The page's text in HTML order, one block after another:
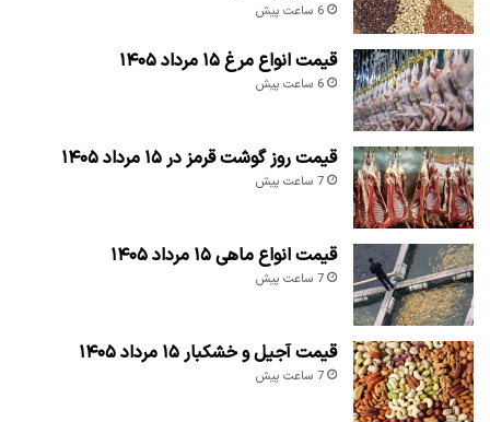
6 ساعت پیش
قیمت انواع مرغ ۱۵ مرداد ۱۴۰۵
6 ساعت پیش
قیمت روز گوشت قرمز در ۱۵ مرداد ۱۴۰۵
7 ساعت پیش
قیمت انواع ماهی ۱۵ مرداد ۱۴۰۵
7 ساعت پیش
قیمت آجیل و خشکبار ۱۵ مرداد ۱۴۰۵
7 ساعت پیش